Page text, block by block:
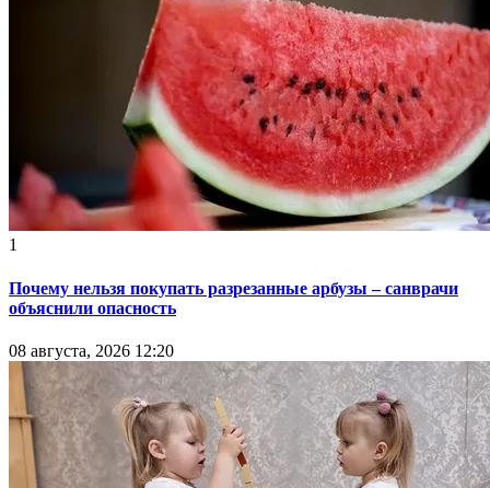
1
Почему нельзя покупать разрезанные арбузы – санврачи
объяснили опасность
08 августа, 2026 12:20